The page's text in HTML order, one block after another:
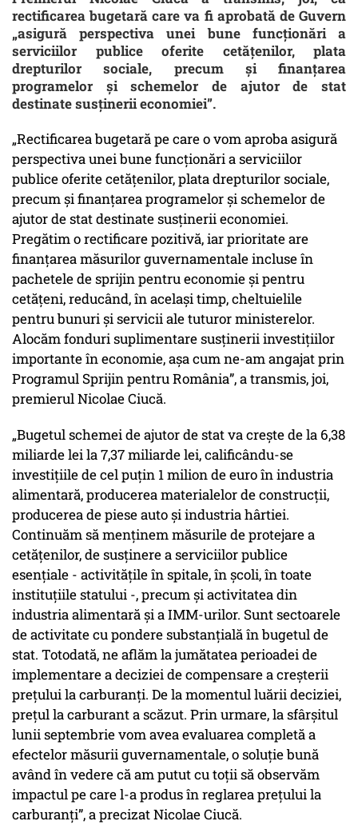
rectificarea bugetară care va fi aprobată de Guvern
„asigură perspectiva unei bune funcţionări a
serviciilor publice oferite cetăţenilor, plata
drepturilor sociale, precum şi finanţarea
programelor şi schemelor de ajutor de stat
destinate susţinerii economiei”.
„Rectificarea bugetară pe care o vom aproba asigură
perspectiva unei bune funcționări a serviciilor
publice oferite cetățenilor, plata drepturilor sociale,
precum și finanțarea programelor și schemelor de
ajutor de stat destinate susținerii economiei.
Pregătim o rectificare pozitivă, iar prioritate are
finanțarea măsurilor guvernamentale incluse în
pachetele de sprijin pentru economie și pentru
cetățeni, reducând, în același timp, cheltuielile
pentru bunuri și servicii ale tuturor ministerelor.
Alocăm fonduri suplimentare susținerii investițiilor
importante în economie, așa cum ne-am angajat prin
Programul Sprijin pentru România”, a transmis, joi,
premierul Nicolae Ciucă.
„Bugetul schemei de ajutor de stat va crește de la 6,38
miliarde lei la 7,37 miliarde lei, calificându-se
investițiile de cel puțin 1 milion de euro în industria
alimentară, producerea materialelor de construcții,
producerea de piese auto și industria hârtiei.
Continuăm să menținem măsurile de protejare a
cetățenilor, de susținere a serviciilor publice
esențiale - activitățile în spitale, în școli, în toate
instituțiile statului -, precum și activitatea din
industria alimentară și a IMM-urilor. Sunt sectoarele
de activitate cu pondere substanțială în bugetul de
stat. Totodată, ne aflăm la jumătatea perioadei de
implementare a deciziei de compensare a creșterii
prețului la carburanți. De la momentul luării deciziei,
prețul la carburant a scăzut. Prin urmare, la sfârșitul
lunii septembrie vom avea evaluarea completă a
efectelor măsurii guvernamentale, o soluție bună
având în vedere că am putut cu toții să observăm
impactul pe care l-a produs în reglarea prețului la
carburanți”, a precizat Nicolae Ciucă.